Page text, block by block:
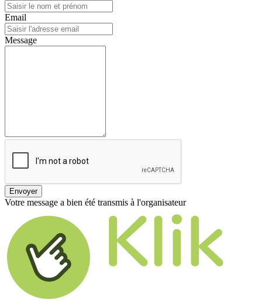
Email
Message
Envoyer
Votre message a bien été transmis à l'organisateur